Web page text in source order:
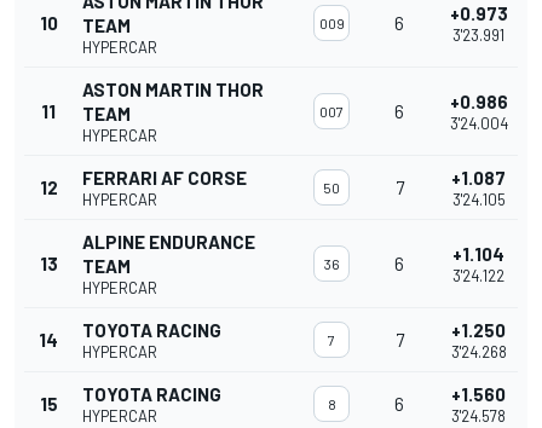
10
TEAM
HYPERCAR
009 6 +0.973
3'23.991
11
ASTON MARTIN THOR
TEAM
HYPERCAR
007 6 +0.986
3'24.004
12 FERRARI AF CORSE
HYPERCAR
50 7 +1.087
3'24.105
13
ALPINE ENDURANCE
TEAM
HYPERCAR
36 6 +1.104
3'24.122
14 TOYOTA RACING
HYPERCAR
7 7 +1.250
3'24.268
15 TOYOTA RACING
HYPERCAR
8 6 +1.560
3'24.578